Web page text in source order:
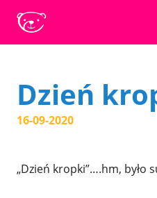
Dzień
16-09-2020
„Dzień kropki”….hm, było